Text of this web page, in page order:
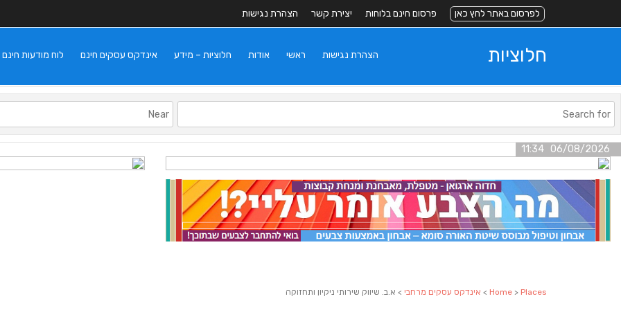
לפרסום באתר לחץ כאן פרסום חינם בלוחות יצירת קשר הצהרת נגישות
חלוציות לוח מודעות חינם אינדקס עסקים חינם חלוציות – מידע אודות ראשי הצהרת נגישות
06/08/2026 11:34
Home > Places
> אינדקס עסקים מרחבי > א.ב. שיווק שירותי ניקיון ותחזוקה